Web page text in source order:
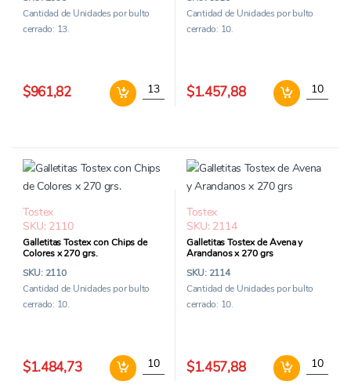
Cantidad de Unidades por bulto
cerrado: 13.
$961,82 Cintitas Tostex sabor Queso x 125 grs
Cantidad de Unidades por bulto
cerrado: 10.
$1.457,88
Tostex
SKU: 2110
Galletitas Tostex con Chips de
Colores x 270 grs.
SKU: 2110
Cantidad de Unidades por bulto
cerrado: 10.
$1.484,73 Galletitas Tostex con Chips de Colores x
Tostex
SKU: 2114
Galletitas Tostex de Avena y
Arandanos x 270 grs
SKU: 2114
Cantidad de Unidades por bulto
cerrado: 10.
$1.457,88